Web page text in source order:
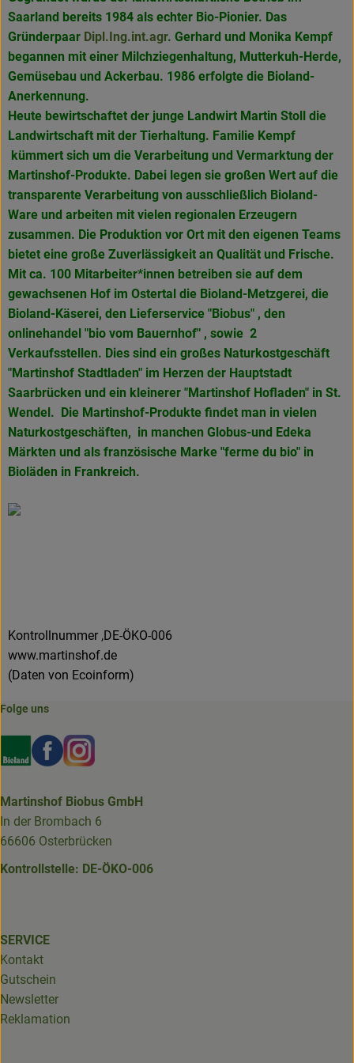
Saarland bereits 1984 als echter Bio-Pionier. Das
Gründerpaar Dipl.Ing.int.agr. Gerhard und Monika Kempf
begannen mit einer Milchziegenhaltung, Mutterkuh-Herde,
Gemüsebau und Ackerbau. 1986 erfolgte die Bioland-
Anerkennung.
Heute bewirtschaftet der junge Landwirt Martin Stoll die
Landwirtschaft mit der Tierhaltung. Familie Kempf
kümmert sich um die Verarbeitung und Vermarktung der
Martinshof-Produkte. Dabei legen sie großen Wert auf die
transparente Verarbeitung von ausschließlich Bioland-
Ware und arbeiten mit vielen regionalen Erzeugern
zusammen. Die Produktion vor Ort mit den eigenen Teams
bietet eine große Zuverlässigkeit an Qualität und Frische.
Mit ca. 100 Mitarbeiter*innen betreiben sie auf dem
gewachsenen Hof im Ostertal die Bioland-Metzgerei, die
Bioland-Käserei, den Lieferservice "Biobus" , den
onlinehandel "bio vom Bauernhof" , sowie 2
Verkaufsstellen. Dies sind ein großes Naturkostgeschäft
"Martinshof Stadtladen" im Herzen der Hauptstadt
Saarbrücken und ein kleinerer "Martinshof Hofladen" in St.
Wendel. Die Martinshof-Produkte findet man in vielen
Naturkostgeschäften, in manchen Globus-und Edeka
Märkten und als französische Marke "ferme du bio" in
Bioläden in Frankreich.
Kontrollnummer ,DE-ÖKO-006
www.martinshof.de
(Daten von Ecoinform)
Folge uns
Externer Link zu https://www.bioland.de/verbraucher
Externer Link zu https://www.facebook.com/
Externer Link zu https://www.instagram.com/
Martinshof Biobus GmbH
In der Brombach 6
66606 Osterbrücken
Kontrollstelle: DE-ÖKO-006
SERVICE
Kontakt
Gutschein
Newsletter
Reklamation